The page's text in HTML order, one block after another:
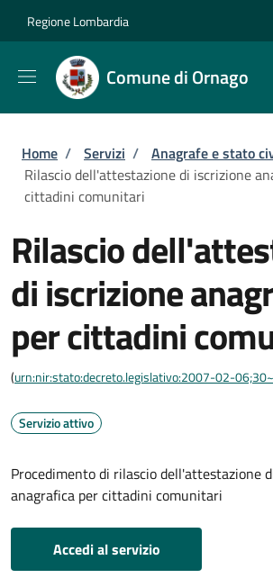
Regione Lombardia
Comune di Ornago
Briciole di pane
Home / Servizi / Anagrafe e stato
Rilascio dell'attestazione di iscrizione
cittadini comunitari
Rilascio
di iscrizione
per cittadini
(urn:nir:stato:decreto.legislativo:2007-02-
Servizio attivo
Procedimento di rilascio dell'attestazione
anagrafica per cittadini comunitari
Accedi al servizio